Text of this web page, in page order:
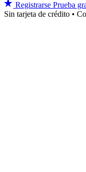
Registrarse Prueba
Sin tarjeta de crédito •